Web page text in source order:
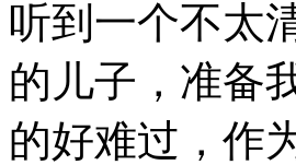
听到一个不太
的儿子，准备
的好难过，作